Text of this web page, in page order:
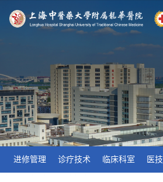
进修管理 诊疗技术 临床科室 医